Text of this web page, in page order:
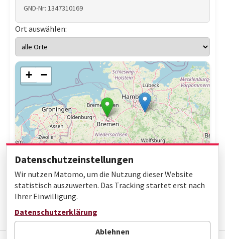
GND-Nr: 1347310169
Ort auswählen:
+ −
Datenschutzeinstellungen
Wir nutzen Matomo, um die Nutzung dieser Website
statistisch auszuwerten. Das Tracking startet erst nach
Ihrer Einwilligung.
Datenschutzerklärung
Ablehnen